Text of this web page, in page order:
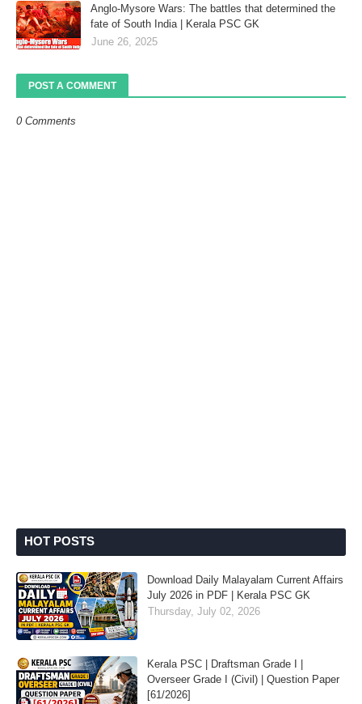
Anglo-Mysore Wars: The battles that determined the
fate of South India | Kerala PSC GK
June 26, 2025
POST A COMMENT
0 Comments
HOT POSTS
Download Daily Malayalam Current Affairs
July 2026 in PDF | Kerala PSC GK
Thursday, July 02, 2026
Kerala PSC | Draftsman Grade I |
Overseer Grade I (Civil) | Question Paper
[61/2026]